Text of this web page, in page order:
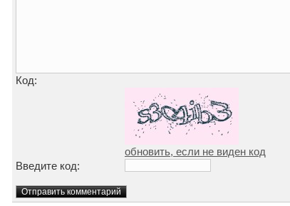
Код:
обновить, если не виден код
Введите код: